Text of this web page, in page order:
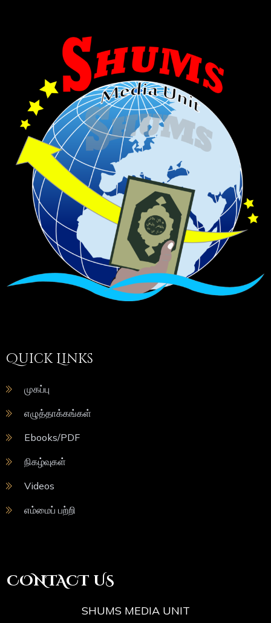
Quick Links
முகப்பு
எழுத்தாக்கங்கள்
Ebooks/PDF
நிகழ்வுகள்
Videos
எம்மைப் பற்றி
CONTACT US
SHUMS MEDIA UNIT